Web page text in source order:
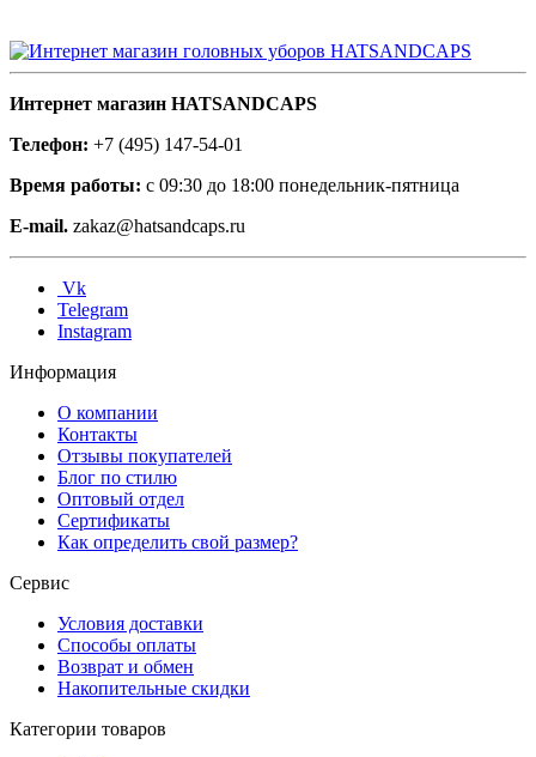
Интернет магазин HATSANDCAPS
Телефон: +7 (495) 147-54-01
Время работы: с 09:30 до 18:00 понедельник-пятница
E-mail. zakaz@hatsandcaps.ru
Vk
Telegram
Instagram
Информация
О компании
Контакты
Отзывы покупателей
Блог по стилю
Оптовый отдел
Сертификаты
Как определить свой размер?
Сервис
Условия доставки
Способы оплаты
Возврат и обмен
Накопительные скидки
Категории товаров